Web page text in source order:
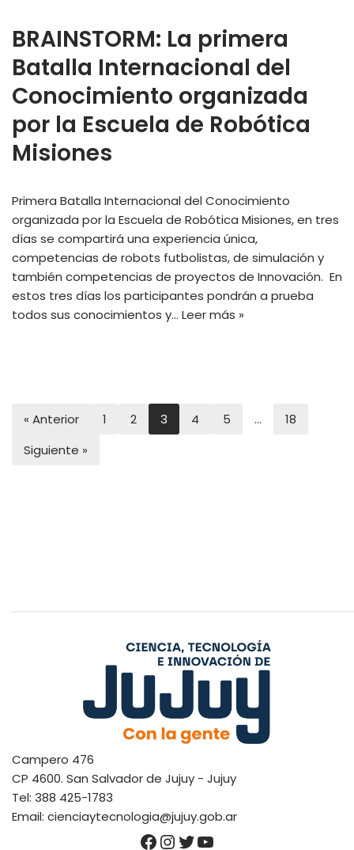
BRAINSTORM: La primera
Batalla Internacional del
Conocimiento organizada
por la Escuela de Robótica
Misiones
Primera Batalla Internacional del Conocimiento
organizada por la Escuela de Robótica Misiones, en tres
días se compartirá una experiencia única,
competencias de robots futbolistas, de simulación y
también competencias de proyectos de Innovación. En
estos tres días los participantes pondrán a prueba
todos sus conocimientos y… Leer más »
« Anterior 1 2 3 4 5 …
18
Siguiente »
Campero 476
CP 4600. San Salvador de Jujuy - Jujuy
Tel: 388 425-1783
Email: cienciaytecnologia@jujuy.gob.ar